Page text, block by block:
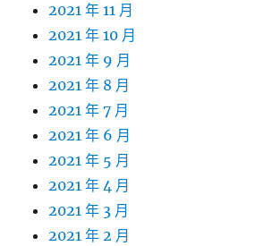
2021 年 11 月
2021 年 10 月
2021 年 9 月
2021 年 8 月
2021 年 7 月
2021 年 6 月
2021 年 5 月
2021 年 4 月
2021 年 3 月
2021 年 2 月